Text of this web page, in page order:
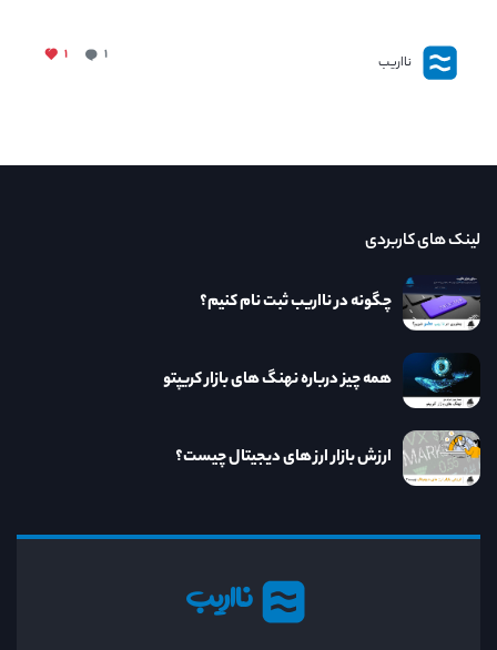
نااریب ۱ ۱
نااریب
لینک های کاربردی
چگونه در نااریب ثبت نام کنیم؟
همه چیز درباره نهنگ های بازار کریپتو
ارزش بازار ارز های دیجیتال چیست؟